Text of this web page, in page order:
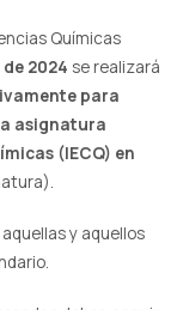
Químicas
de 2024 se realizará
para
asignatura
(IECQ) en
y aquellos